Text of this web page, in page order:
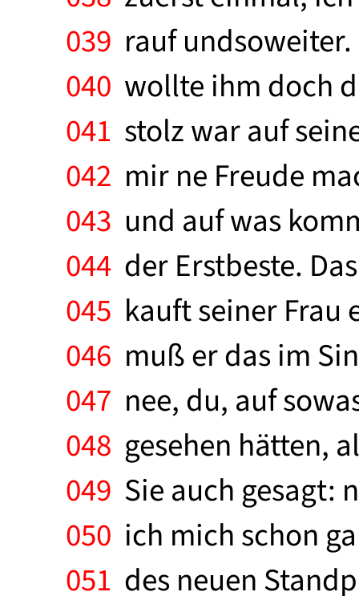
039 rauf
040 wollte ihm doch
041 stolz war auf
042 mir ne Freude
043 und auf was
044 der Erstbeste.
045 kauft seiner Frau
046 muß er das im
047 nee, du, auf
048 gesehen hätten,
049 Sie auch gesagt:
050 ich mich schon
051 des neuen